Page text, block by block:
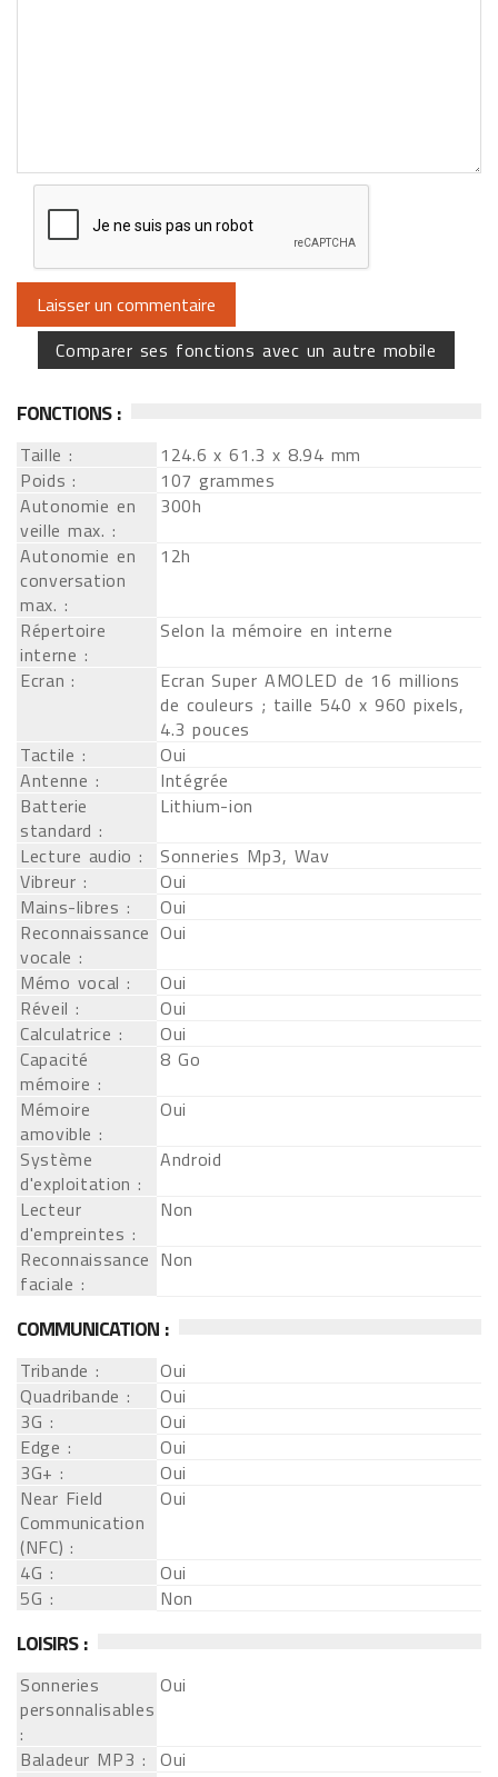
Comparer ses fonctions avec un autre mobile
FONCTIONS :
Taille :
124.6 x 61.3 x 8.94 mm
Poids :
107 grammes
Autonomie en
veille max. :
300h
Autonomie en
conversation
max. :
12h
Répertoire
interne :
Selon la mémoire en interne
Ecran :
Ecran Super AMOLED de 16 millions
de couleurs ; taille 540 x 960 pixels,
4.3 pouces
Tactile :
Oui
Antenne :
Intégrée
Batterie
standard :
Lithium-ion
Lecture audio :
Sonneries Mp3, Wav
Vibreur :
Oui
Mains-libres :
Oui
Reconnaissance
vocale :
Oui
Mémo vocal :
Oui
Réveil :
Oui
Calculatrice :
Oui
Capacité
mémoire :
8 Go
Mémoire
amovible :
Oui
Système
d'exploitation :
Android
Lecteur
d'empreintes :
Non
Reconnaissance
faciale :
Non
COMMUNICATION :
Tribande :
Oui
Quadribande :
Oui
3G :
Oui
Edge :
Oui
3G+ :
Oui
Near Field
Communication
(NFC) :
Oui
4G :
Oui
5G :
Non
LOISIRS :
Sonneries
personnalisables
:
Oui
Baladeur MP3 : Oui